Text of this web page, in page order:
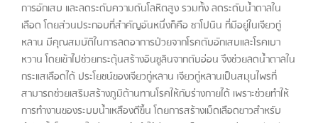
การอักเสบ และลดระดับความดันโลหิตสูง รวมทั้ง ลดระดับน้ำตาลใน
เลือด โดยส่วนประกอบที่สำคัญอันหนึ่งก็คือ ซาโปนิน ที่มีอยู่ในเจียวกู่
หลาน มีคุณสมบัติในการลดอาการป่วยจากโรคตับอักเสบและโรคเบา
หวาน โดยเข้าไปช่วยกระตุ้นสร้างอินซูลินจากตับอ่อน จึงช่วยลดน้ำตาลใน
กระแสเลือดได้ ประโยชน์ของเจียวกู่หลาน เจียวกู่หลานเป็นสมุนไพรที่
สามารถช่วยเสริมสร้างภูมิต้านทานโรคให้กับร่างกายได้ เพราะช่วยทำให้
การทำงานของระบบน้ำเหลืองดีขึ้น โดยการสร้างเม็ดเลือดขาวสำหรับ